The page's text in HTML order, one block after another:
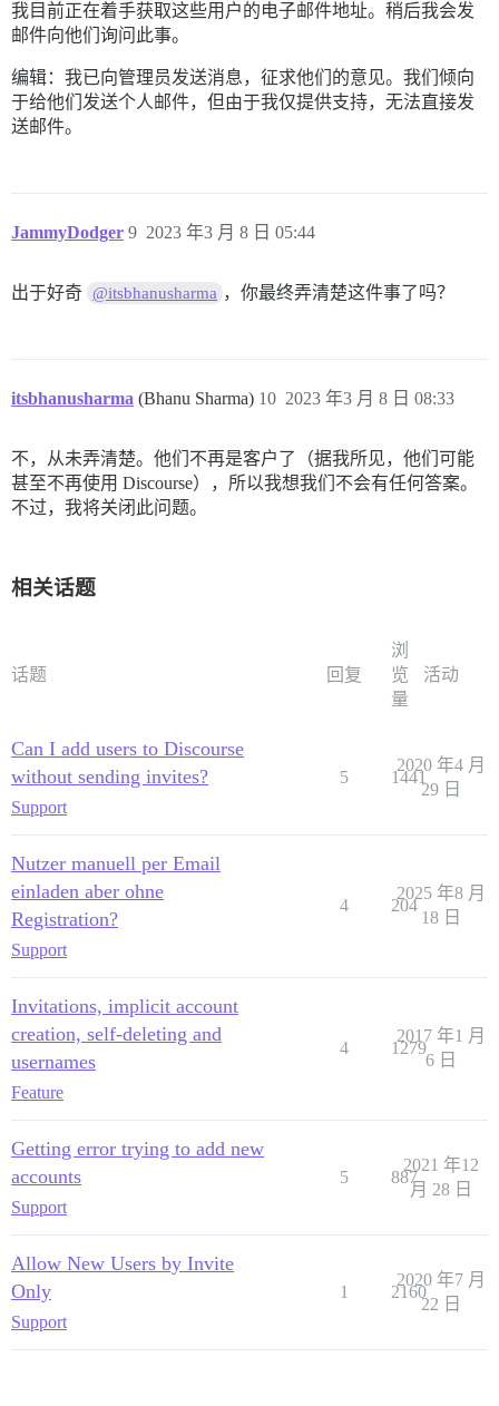
我目前正在着手获取这些用户的电子邮件地址。稍后我会发
邮件向他们询问此事。
编辑：我已向管理员发送消息，征求他们的意见。我们倾向
于给他们发送个人邮件，但由于我仅提供支持，无法直接发
送邮件。
JammyDodger 2023 年3 月 8 日 05:44
9
出于好奇 @itsbhanusharma ，你最终弄清楚这件事了吗？
itsbhanusharma (Bhanu Sharma) 2023 年3 月 8 日 08:33
10
不，从未弄清楚。他们不再是客户了（据我所见，他们可能
甚至不再使用 Discourse），所以我想我们不会有任何答案。
不过，我将关闭此问题。
相关话题
话题 回复
浏
览
量
活动
Can I add users to Discourse
without sending invites?
Support
5 1441
2020 年4 月
29 日
Nutzer manuell per Email
einladen aber ohne
Registration?
Support
4 204
2025 年8 月
18 日
Invitations, implicit account
creation, self-deleting and
usernames
Feature
4 1279
2017 年1 月
6 日
Getting error trying to add new
accounts
Support
5 887
2021 年12
月 28 日
Allow New Users by Invite
Only
Support
1 2160
2020 年7 月
22 日